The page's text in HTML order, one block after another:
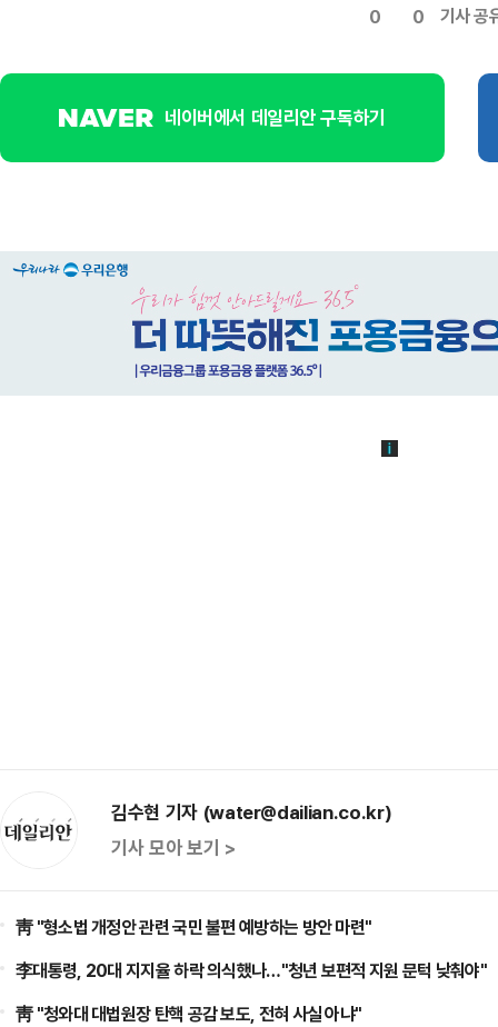
0 0 기사 공
네이버에서 데일리안 구독하기
김수현 기자 (water@dailian.co.kr)
기사 모아 보기 >
靑 "형소법 개정안 관련 국민 불편 예방하는 방안 마련"
李대통령, 20대 지지율 하락 의식했나…"청년 보편적 지원 문턱 낮춰야"
靑 "청와대 대법원장 탄핵 공감 보도, 전혀 사실 아냐"